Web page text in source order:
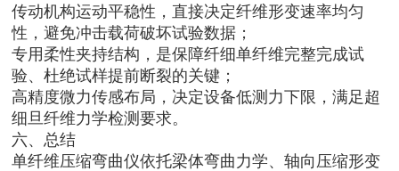
传动机构运动平稳性，直接决定纤维形变速率均匀
性，避免冲击载荷破坏试验数据；
专用柔性夹持结构，是保障纤细单纤维完整完成试
验、杜绝试样提前断裂的关键；
高精度微力传感布局，决定设备低测力下限，满足超
细旦纤维力学检测要求。
六、总结
单纤维压缩弯曲仪依托梁体弯曲力学、轴向压缩形变